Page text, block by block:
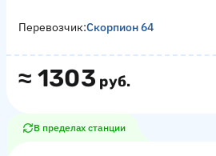
≈ 1303 руб.
Перевозчик:Скорпион 64
В пределах станции